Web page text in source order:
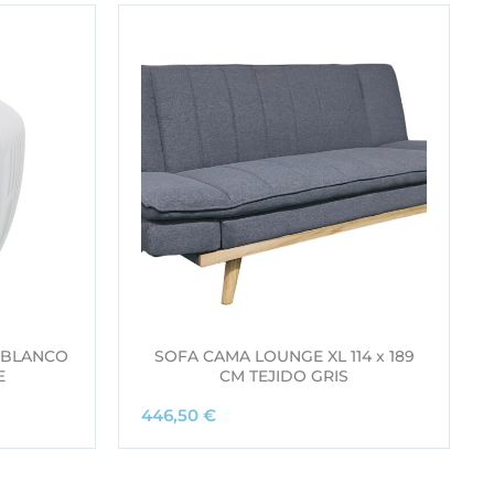
SOFA CAMA LOUNGE XL 114 x 189
CM TEJIDO GRIS
446,50 €